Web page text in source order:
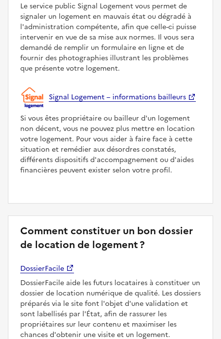
Le service public Signal Logement vous permet de
signaler un logement en mauvais état ou dégradé à
l'administration compétente, afin que celle-ci puisse
intervenir en vue de sa mise aux normes. Il vous sera
demandé de remplir un formulaire en ligne et de
fournir des photographies illustrant les problèmes
que présente votre logement.
Signal Logement – informations bailleurs
Si vous êtes propriétaire ou bailleur d'un logement
non décent, vous ne pouvez plus mettre en location
votre logement. Pour vous aider à faire face à cette
situation et remédier aux désordres constatés,
différents dispositifs d'accompagnement ou d'aides
financières peuvent exister selon votre profil.
Comment constituer un bon dossier
de location de logement ?
DossierFacile
DossierFacile aide les futurs locataires à constituer un
dossier de location numérique de qualité. Les dossiers
préparés via le site font l'objet d'une validation et
sont labellisés par l'État, afin de rassurer les
propriétaires sur leur contenu et maximiser les
chances d'obtenir une visite et un logement.